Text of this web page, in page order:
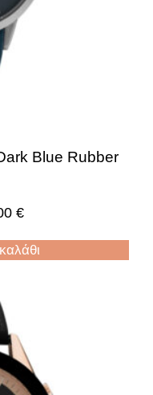
Blue Rubber
€